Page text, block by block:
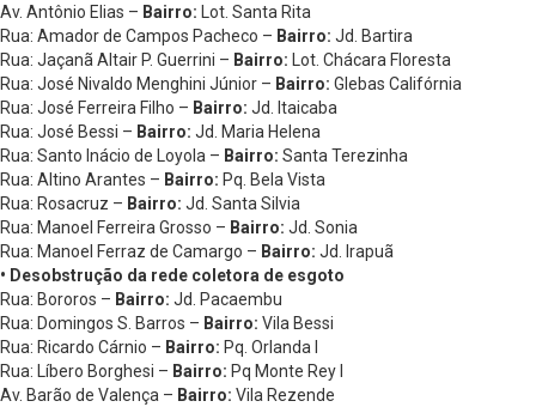
Av. Antônio Elias – Bairro: Lot. Santa Rita
Rua: Amador de Campos Pacheco – Bairro: Jd. Bartira
Rua: Jaçanã Altair P. Guerrini – Bairro: Lot. Chácara Floresta
Rua: José Nivaldo Menghini Júnior – Bairro: Glebas Califórnia
Rua: José Ferreira Filho – Bairro: Jd. Itaicaba
Rua: José Bessi – Bairro: Jd. Maria Helena
Rua: Santo Inácio de Loyola – Bairro: Santa Terezinha
Rua: Altino Arantes – Bairro: Pq. Bela Vista
Rua: Rosacruz – Bairro: Jd. Santa Silvia
Rua: Manoel Ferreira Grosso – Bairro: Jd. Sonia
Rua: Manoel Ferraz de Camargo – Bairro: Jd. Irapuã
• Desobstrução da rede coletora de esgoto
Rua: Bororos – Bairro: Jd. Pacaembu
Rua: Domingos S. Barros – Bairro: Vila Bessi
Rua: Ricardo Cárnio – Bairro: Pq. Orlanda I
Rua: Líbero Borghesi – Bairro: Pq Monte Rey I
Av. Barão de Valença – Bairro: Vila Rezende